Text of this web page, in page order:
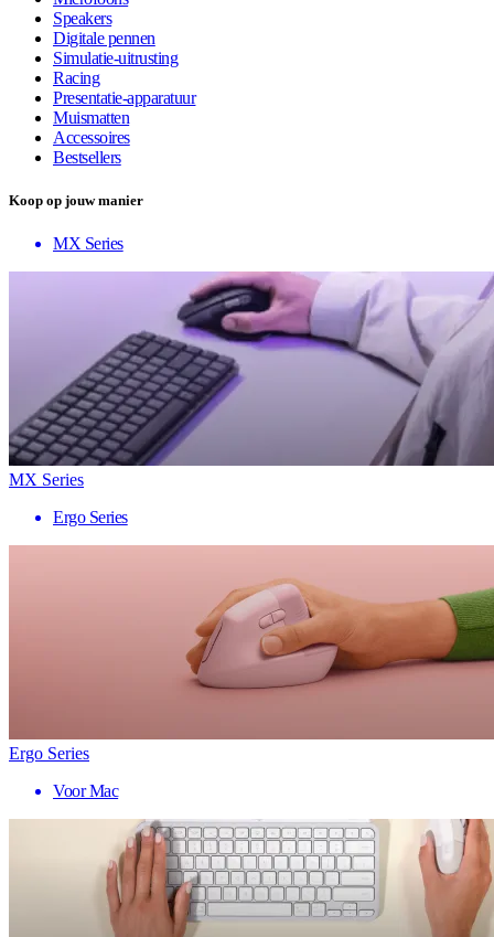
Speakers
Digitale pennen
Simulatie-uitrusting
Racing
Presentatie-apparatuur
Muismatten
Accessoires
Bestsellers
Koop op jouw manier
MX Series
MX Series
Ergo Series
Ergo Series
Voor Mac